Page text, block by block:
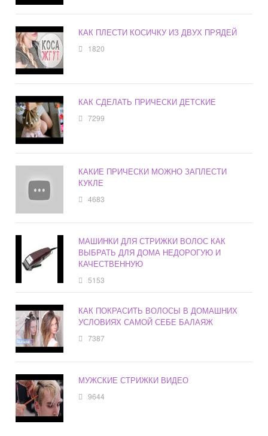
КАК ПЛЕСТИ КОСИЧКУ ИЗ ДВУХ ПРЯДЕЙ
1820
КАК СДЕЛАТЬ ПРИЧЕСКИ ДЕТСКИЕ
7299
КАКИЕ ПРИЧЕСКИ МОЖНО ЗАПЛЕСТИ
КУКЛЕ
4683
МАШИНКИ ДЛЯ СТРИЖКИ ВОЛОС КАК
ВЫБРАТЬ ДЛЯ ДОМА НЕДОРОГУЮ И
КАЧЕСТВЕННУЮ
5153
КАК ПОКРАСИТЬ ВОЛОСЫ В ДОМАШНИХ
УСЛОВИЯХ САМОЙ СЕБЕ БАЛАЯЖ
7387
МУЖСКИЕ СТРИЖКИ ВИДЕО
9644